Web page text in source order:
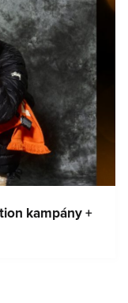
kampány +